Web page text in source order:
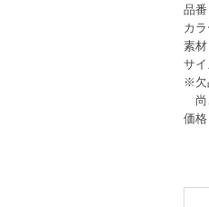
品
カ
素
サ
※欠
尚
価格